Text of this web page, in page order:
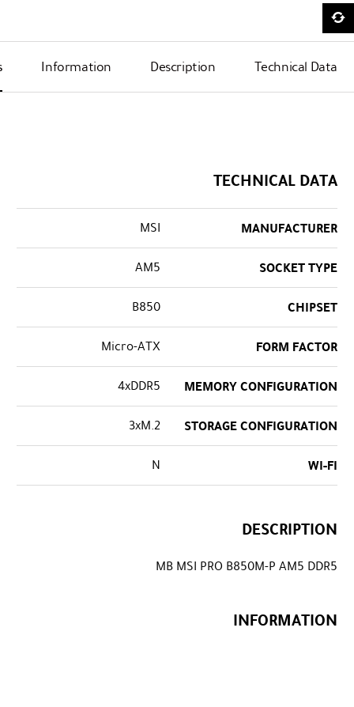
Technical Data
Description
Information
TECHNICAL DATA
MANUFACTURER
MSI
SOCKET TYPE
AM5
CHIPSET
B850
FORM FACTOR
Micro-ATX
MEMORY CONFIGURATION
4xDDR5
STORAGE CONFIGURATION
3xM.2
WI-FI
N
DESCRIPTION
MB MSI PRO B850M-P AM5 DDR5
INFORMATION